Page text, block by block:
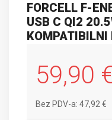
FORCELL F-
USB C QI2
59,90
Bez PDV-a: 47,92 €